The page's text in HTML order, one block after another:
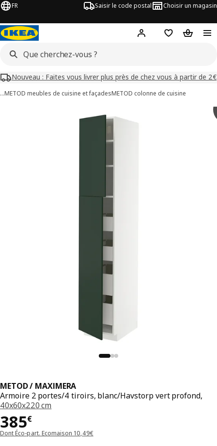
FR Saisir le code postal Choisir un magasin
Mon compteFavorisPanier
Nouveau : Faites vous livrer plus près de chez vous à partir de 2€
…METOD meubles de cuisine et façadesMETOD colonne de cuisine
de METOD / MAXIMERA
METOD / MAXIMERA
Armoire 2 portes/4 tiroirs, blanc/Havstorp vert profond,
40x60x220 cm
385€
Prix 385€
Dont Éco-part. Ecomaison 10,49€